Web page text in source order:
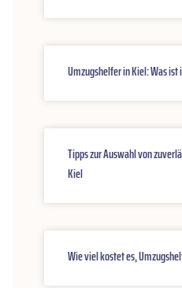
Umzugshelfer in Kiel: Was
Tipps zur Auswahl von
Kiel
Wie viel kostet es,